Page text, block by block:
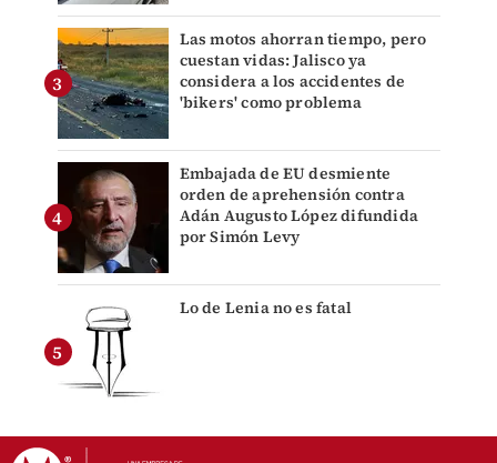
Las motos ahorran tiempo, pero
cuestan vidas: Jalisco ya
considera a los accidentes de
'bikers' como problema
Embajada de EU desmiente
orden de aprehensión contra
Adán Augusto López difundida
por Simón Levy
Lo de Lenia no es fatal